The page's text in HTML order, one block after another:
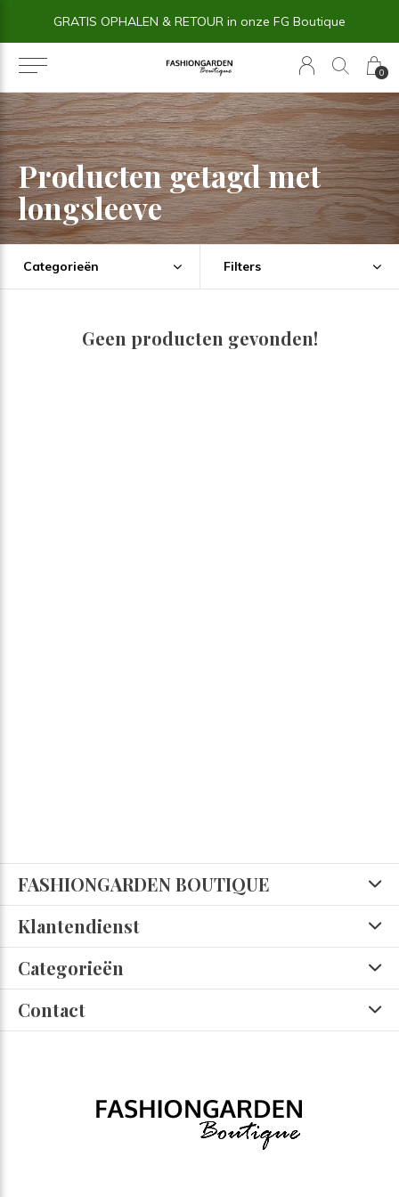
0
GRATIS OPHALEN & RETOUR in onze FG Boutique
Producten getagd met
longsleeve
Categorieën Filters
Geen producten gevonden!
FASHIONGARDEN BOUTIQUE
Klantendienst
Categorieën
Contact